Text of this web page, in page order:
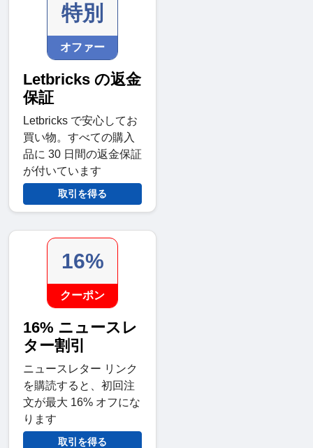
特別
オファー
Letbricks の返金
保証
Letbricks で安心してお
買い物。すべての購入
品に 30 日間の返金保証
が付いています
取引を得る
16%
クーポン
16% ニュースレ
ター割引
ニュースレター リンク
を購読すると、初回注
文が最大 16% オフにな
ります
取引を得る